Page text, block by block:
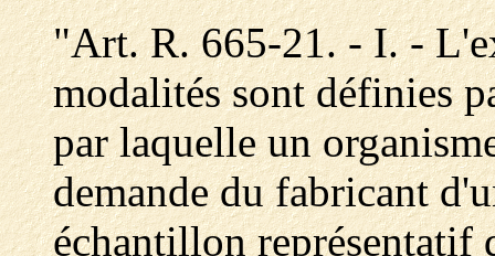
"Art. R. 665-21. - I. -
modalités sont définies
par laquelle un
demande du fabricant
échantillon représentatif